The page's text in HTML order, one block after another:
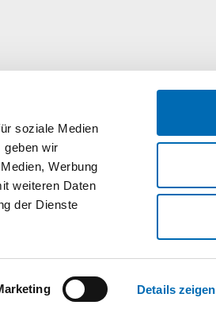
soziale Medien
geben wir
Werbung
weiteren Daten
der Dienste
Details zeigen